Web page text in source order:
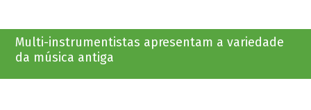
Multi-instrumentistas apresentam a variedade
da música antiga